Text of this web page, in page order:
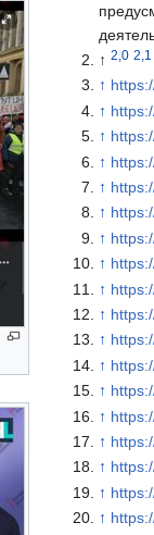
↑2,0 2,1
↑
↑
↑
↑
↑
↑
↑
↑
↑
↑
↑
↑
↑
↑
↑
↑
↑
↑